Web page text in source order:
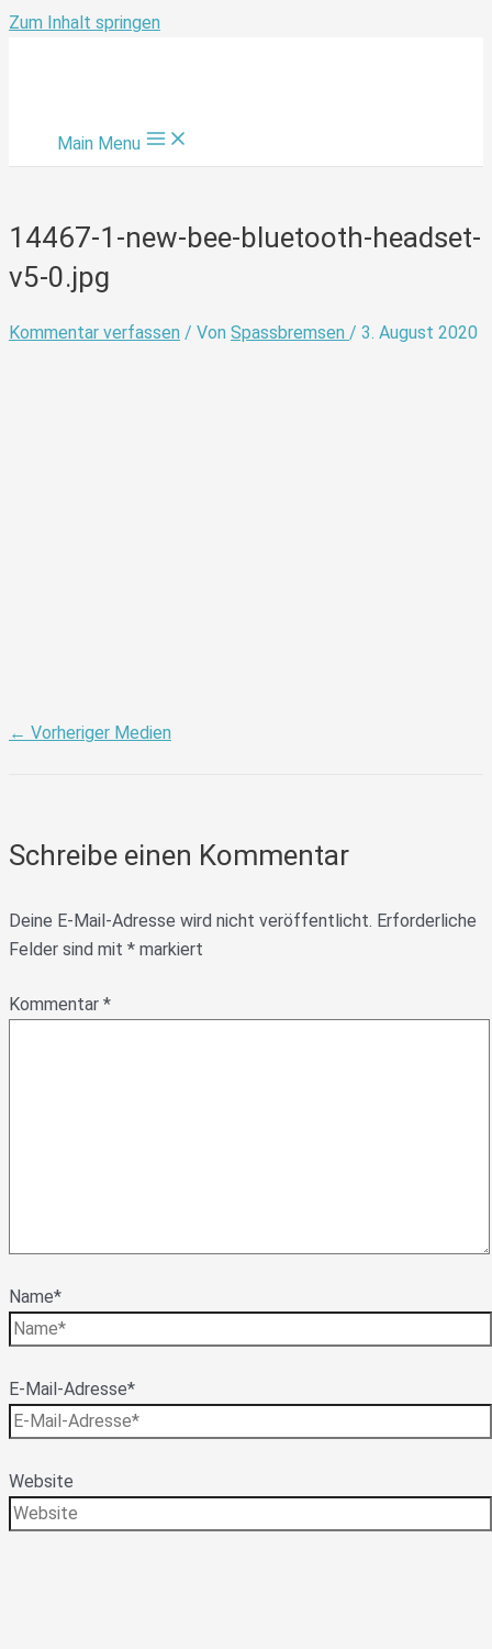
Zum Inhalt springen
Main Menu
14467-1-new-bee-bluetooth-headset-
v5-0.jpg
Kommentar verfassen / Von Spassbremsen / 3. August 2020
← Vorheriger Medien
Schreibe einen Kommentar
Deine E-Mail-Adresse wird nicht veröffentlicht. Erforderliche
Felder sind mit * markiert
Kommentar *
Name*
E-Mail-Adresse*
Website